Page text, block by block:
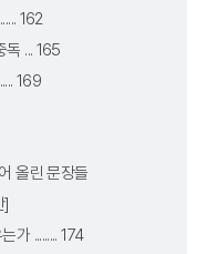
162
독 ... 165
169
올린 문장들
]
가 ......... 174